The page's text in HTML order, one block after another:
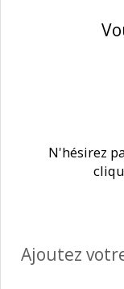
N'hésirez
Ajoutez